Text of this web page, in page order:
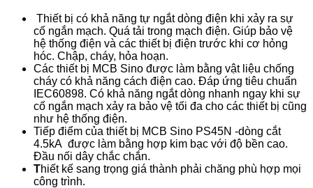
Thiết bị có khả năng tự ngắt dòng điện khi xảy ra sự
cố ngắn mạch. Quá tải trong mạch điện. Giúp bảo vệ
hệ thống điện và các thiết bị điện trước khi cơ hỏng
hóc. Chập, cháy, hỏa hoạn.
Các thiết bị MCB Sino được làm bằng vật liệu chống
cháy có khả năng cách điện cao. Đáp ứng tiêu chuẩn
IEC60898. Có khả năng ngắt dòng nhanh ngay khi sự
cố ngắn mạch xảy ra bảo vệ tối đa cho các thiết bị cũng
như hệ thống điện.
Tiếp điểm của thiết bị MCB Sino PS45N -dòng cắt
4.5kA được làm bằng hợp kim bạc với độ bền cao.
Đầu nối dây chắc chắn.
Thiết kế sang trọng giá thành phải chăng phù hợp mọi
công trình.